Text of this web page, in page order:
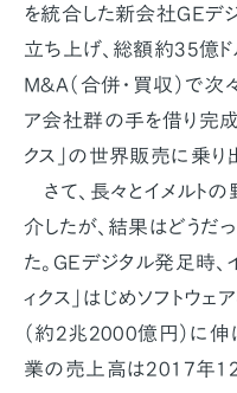
を統合した新会社GEデジ
立ち上げ、総額約35億
M&A（合併・買収）で次
ア会社群の手を借り完
クス」の世界販売に乗り
さて、長々とイメルト
介したが、結果はどうだ
た。GEデジタル発足時
ィクス」はじめソフトウ
（約2兆2000億円）に伸
業の売上高は2017年